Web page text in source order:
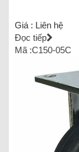
Giá : Liên hệ
Đọc tiếp
Mã :C150-05C